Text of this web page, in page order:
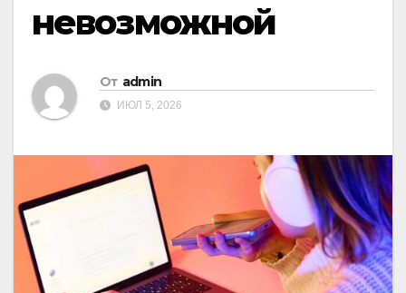
невозможной
От admin
ИЮЛ 5, 2026